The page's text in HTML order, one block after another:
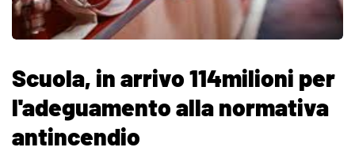
Scuola, in arrivo 114milioni per
l'adeguamento alla normativa
antincendio